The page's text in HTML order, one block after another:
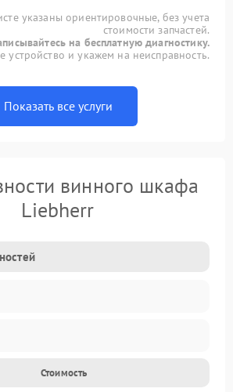
указаны ориентировочные, без учета
стоимости запчастей.
на бесплатную диагностику.
и укажем на неисправность.
Показать все услуги
винного шкафа
Liebherr
Стоимость